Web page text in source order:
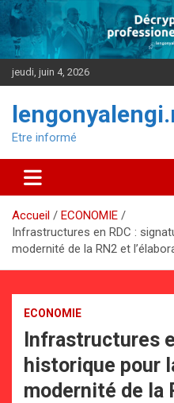
Aller
contenu
jeudi, juin 4, 2026
Etre informé
Accueil
ECONOMIE
Infrastructures en RDC :
modernité de la RN2 et
ECONOMIE
Infrastructures
historique pour
modernité de la